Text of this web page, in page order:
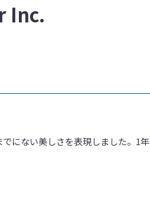
Inc.
にない美しさを表現しました。1年